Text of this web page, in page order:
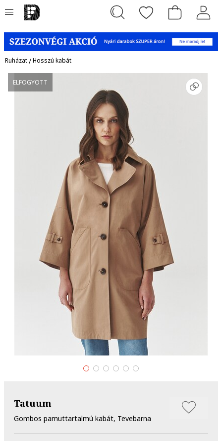
Ruházat/Hosszú kabát
ELFOGYOTT
Tatuum
Gombos pamuttartalmú kabát, Tevebarna